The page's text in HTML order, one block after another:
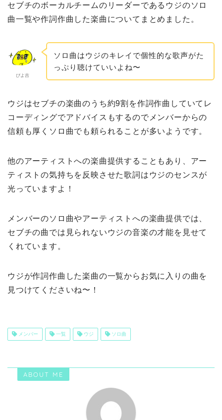
セブチのボーカルチームのリーダーであるウジのソロ
曲一覧や作詞作曲した楽曲についてまとめました。
ぴよ吉
ソロ曲はウジのキレイで個性的な歌声がた
っぷり聴けていいよね〜
ウジはセブチの楽曲のうち約9割を作詞作曲していてレ
コーディングでアドバイスもするのでメンバーからの
信頼も厚くソロ曲でも頼られることが多いようです。
他のアーティストへの楽曲提供することもあり、アー
ティストの気持ちを反映させた歌詞はウジのセンスが
光っていますよ！
メンバーのソロ曲やアーティストへの楽曲提供では、
セブチの曲では見られないウジの音楽の才能を見せて
くれています。
ウジが作詞作曲した楽曲の一覧からお気に入りの曲を
見つけてくださいね〜！
メンバー 一覧 ウジ ソロ曲
ABOUT ME